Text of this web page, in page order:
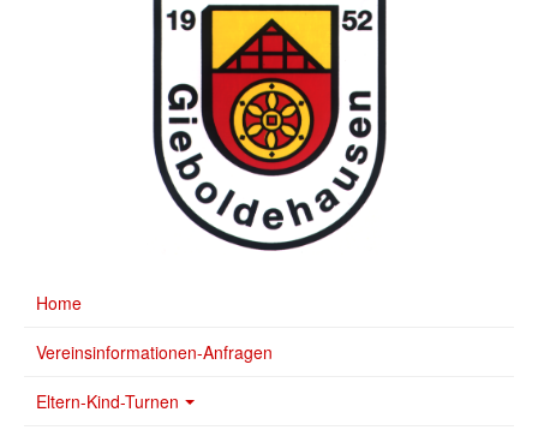
Home
Vereinsinformationen-Anfragen
Eltern-Kind-Turnen